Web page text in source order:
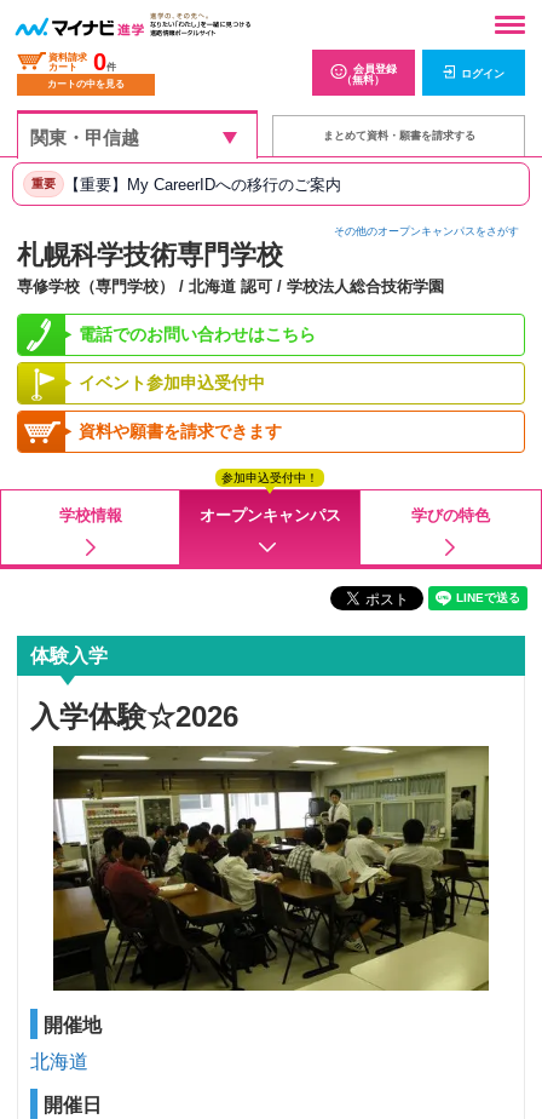
資料請求
カート
0件
カートの中を見る
会員登録
（無料）
ログイン
まとめて資料・願書を請求する
重要 【重要】My CareerIDへの移行のご案内
その他のオープンキャンパスをさがす
札幌科学技術専門学校
専修学校（専門学校） / 北海道 認可 / 学校法人総合技術学園
電話でのお問い合わせはこちら
イベント参加申込受付中
資料や願書を請求できます
学校情報 オープンキャンパス
参加申込受付中！
学びの特色
体験入学
入学体験☆2026
開催地
北海道
開催日